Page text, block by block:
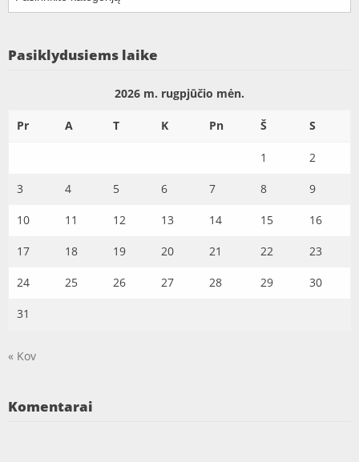
Pasiklydusiems laike
2026 m. rugpjūčio mėn.
Pr A T K Pn Š S
1 2
3 4 5 6 7 8 9
10 11 12 13 14 15 16
17 18 19 20 21 22 23
24 25 26 27 28 29 30
31
« Kov
Komentarai